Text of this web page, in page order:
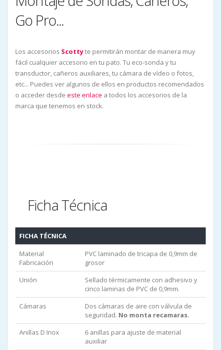
Go Pro...
Los accesorios Scottyte permitirán montar de manera muy
fácil cualquier accesorio en tu pato. Tu eco-sonda y tu
transductor, cañeros auxiliares, tu cámara de vídeo o fotos,
etc... Puedes ver algunos de ellos en productos recomendados
o acceder desde este enlace a todos los accesorios de la
marca que tenemos en stock.
Ficha Técnica
FICHA TÉCNICA
Material
Fabricación
PVC laminado de tricapa de 0,9mm de
grosor
Unión
Sellado térmicamente con adhesivo y
cinco laminas de PVC de 0,9mm.
Cámaras
Dos cámaras de aire con válvula de
seguridad. No monta recamaras.
Anillas D Inox
6 anillas para ajuste de material
auxiliar